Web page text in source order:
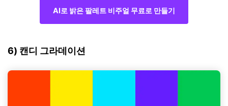
AI로 밝은 팔레트 비주얼 무료로 만들기
6) 캔디 그라데이션